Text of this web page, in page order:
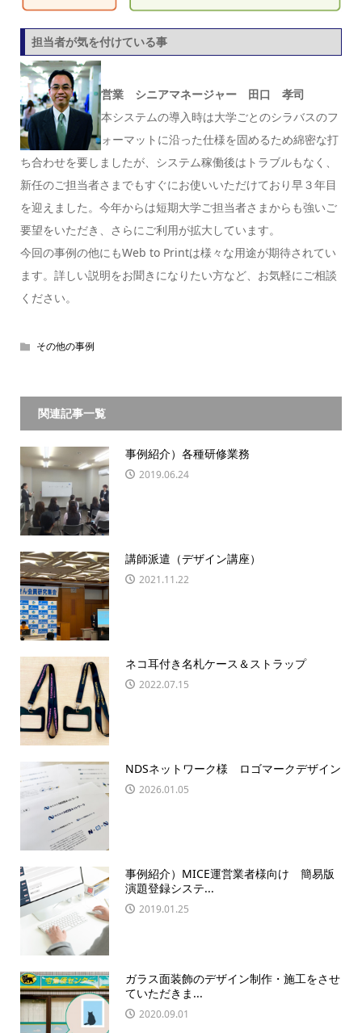
担当者が気を付けている事
営業 シニアマネージャー 田口 孝司
本システムの導入時は大学ごとのシラバスのフ
ォーマットに沿った仕様を固めるため綿密な打
ち合わせを要しましたが、システム稼働後はトラブルもなく、
新任のご担当者さまでもすぐにお使いいただけており早３年目
を迎えました。今年からは短期大学ご担当者さまからも強いご
要望をいただき、さらにご利用が拡大しています。
今回の事例の他にもWeb to Printは様々な用途が期待されてい
ます。詳しい説明をお聞きになりたい方など、お気軽にご相談
ください。
その他の事例
関連記事一覧
事例紹介）各種研修業務
2019.06.24
講師派遣（デザイン講座）
2021.11.22
ネコ耳付き名札ケース＆ストラップ
2022.07.15
NDSネットワーク様 ロゴマークデザイン
2026.01.05
事例紹介）MICE運営業者様向け 簡易版
演題登録システ...
2019.01.25
ガラス面装飾のデザイン制作・施工をさせ
ていただきま...
2020.09.01